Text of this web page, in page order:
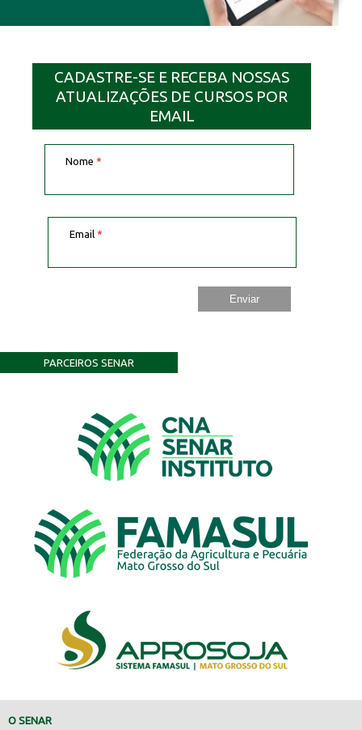
CADASTRE-SE E RECEBA NOSSAS
ATUALIZAÇÕES DE CURSOS POR
EMAIL
Nome *
Email *
PARCEIROS SENAR
O SENAR